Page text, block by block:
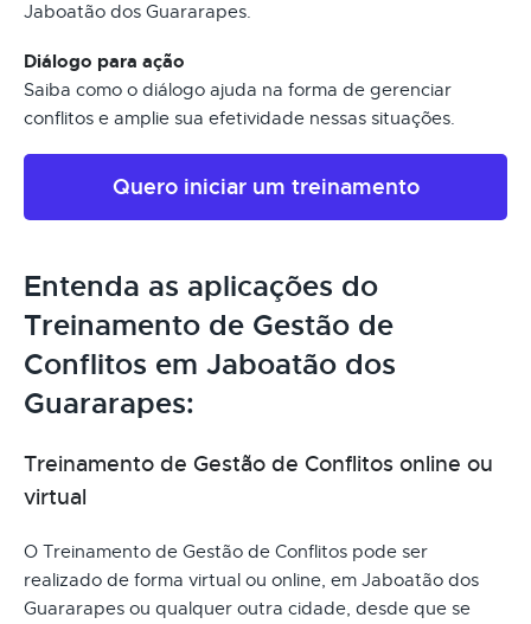
Jaboatão dos Guararapes.
Diálogo para ação
Saiba como o diálogo ajuda na forma de gerenciar
conflitos e amplie sua efetividade nessas situações.
Quero iniciar um treinamento
Entenda as aplicações do
Treinamento de Gestão de
Conflitos em Jaboatão dos
Guararapes:
Treinamento de Gestão de Conflitos online ou
virtual
O Treinamento de Gestão de Conflitos pode ser
realizado de forma virtual ou online, em Jaboatão dos
Guararapes ou qualquer outra cidade, desde que se